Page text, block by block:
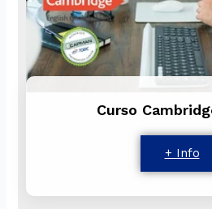
Curso
+ Info